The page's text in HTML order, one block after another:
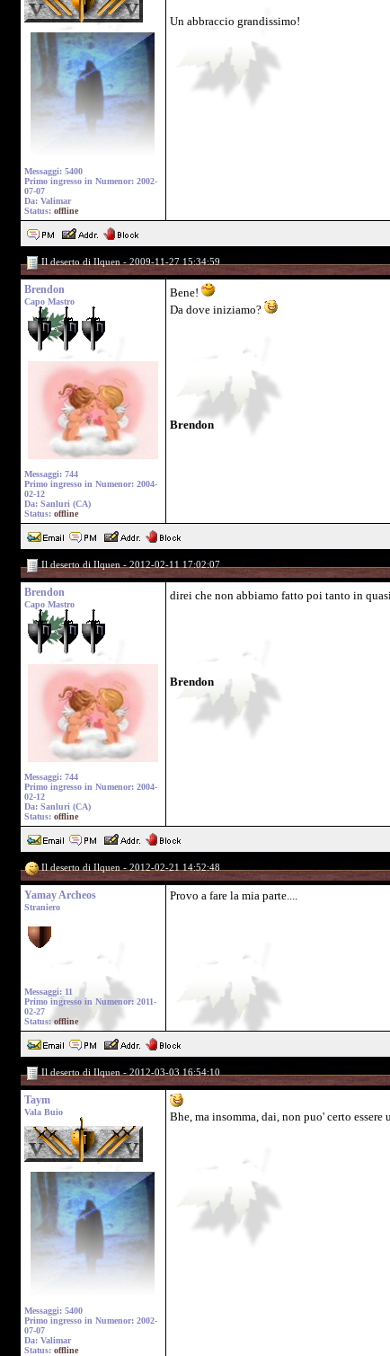
Messaggi: 5400
Primo ingresso in Numenor: 2002-
07-07
Da: Valimar
Status: offline
Un abbraccio grandissimo!
Il deserto di Ilquen - 2009-11-27 15:34:59
Brendon
Capo Mastro
Messaggi: 744
Primo ingresso in Numenor: 2004-
02-12
Da: Sanluri (CA)
Status: offline
Bene!
Da dove iniziamo?
Brendon
Il deserto di Ilquen - 2012-02-11 17:02:07
Brendon
Capo Mastro
Messaggi: 744
Primo ingresso in Numenor: 2004-
02-12
Da: Sanluri (CA)
Status: offline
direi che non abbiamo fatto poi tanto in
Brendon
Il deserto di Ilquen - 2012-02-21 14:52:48
Yamay Archeos
Straniero
Messaggi: 11
Primo ingresso in Numenor: 2011-
02-27
Status: offline
Provo a fare la mia parte....
Il deserto di Ilquen - 2012-03-03 16:54:10
Taym
Vala Buio
Messaggi: 5400
Primo ingresso in Numenor: 2002-
07-07
Da: Valimar
Status: offline
Bhe, ma insomma, dai, non puo' certo